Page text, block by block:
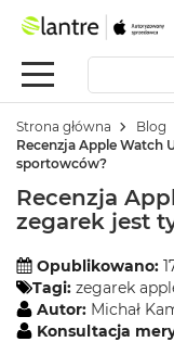
Apple
Festiwal
M
a
B
o
o
N
e
o
Strona główna Blog
Recenzja Apple Watch
sportowców?
Recenzja
zegarek jest
Opublikowano:
Tagi: zegarek
Autor: Michał
Konsultacja